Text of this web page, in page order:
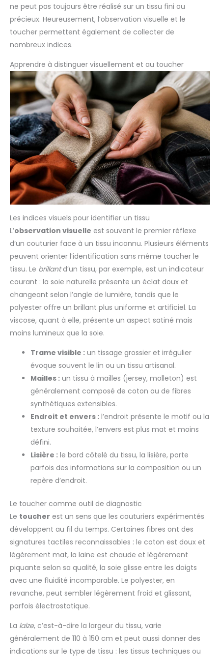
le problème pour vous dans les 24 heures.
ne peut pas toujours être réalisé sur un tissu fini ou
précieux. Heureusement, l’observation visuelle et le
toucher permettent également de collecter de
nombreux indices.
Apprendre à distinguer visuellement et au toucher
Les indices visuels pour identifier un tissu
L’observation visuelle est souvent le premier réflexe
d’un couturier face à un tissu inconnu. Plusieurs éléments
peuvent orienter l’identification sans même toucher le
tissu. Le brillantd’un tissu, par exemple, est un indicateur
courant : la soie naturelle présente un éclat doux et
changeant selon l’angle de lumière, tandis que le
polyester offre un brillant plus uniforme et artificiel. La
viscose, quant à elle, présente un aspect satiné mais
moins lumineux que la soie.
Trame visible : un tissage grossier et irrégulier
évoque souvent le lin ou un tissu artisanal.
Mailles : un tissu à mailles (jersey, molleton) est
généralement composé de coton ou de fibres
synthétiques extensibles.
Endroit et envers : l’endroit présente le motif ou la
texture souhaitée, l’envers est plus mat et moins
défini.
Lisière : le bord côtelé du tissu, la lisière, porte
parfois des informations sur la composition ou un
repère d’endroit.
Le toucher comme outil de diagnostic
Le toucher est un sens que les couturiers expérimentés
développent au fil du temps. Certaines fibres ont des
signatures tactiles reconnaissables : le coton est doux et
légèrement mat, la laine est chaude et légèrement
piquante selon sa qualité, la soie glisse entre les doigts
avec une fluidité incomparable. Le polyester, en
revanche, peut sembler légèrement froid et glissant,
parfois électrostatique.
La laize, c’est-à-dire la largeur du tissu, varie
généralement de 110 à 150 cm et peut aussi donner des
indications sur le type de tissu : les tissus techniques ou